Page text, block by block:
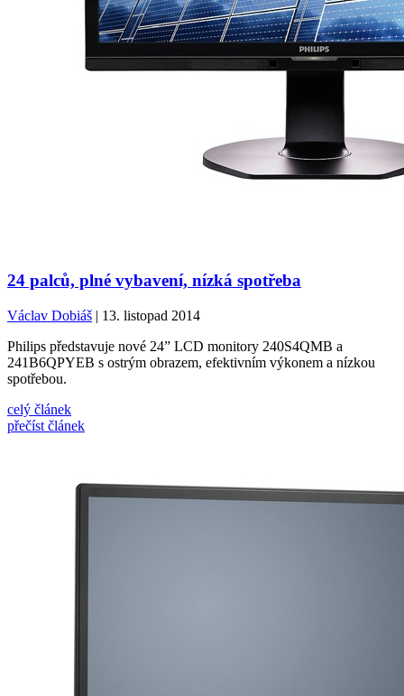
24 palců, plné vybavení, nízká spotřeba
Václav Dobiáš | 13. listopad 2014
Philips představuje nové 24” LCD monitory 240S4QMB a
241B6QPYEB s ostrým obrazem, efektivním výkonem a nízkou
spotřebou.
celý článek
přečíst článek